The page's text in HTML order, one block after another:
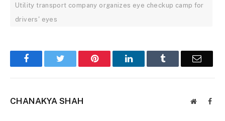
Utility transport company organizes eye checkup camp for
drivers' eyes
FacebookTwitter Pinterest LinkedInTumblr Email
CHANAKYA SHAH Website